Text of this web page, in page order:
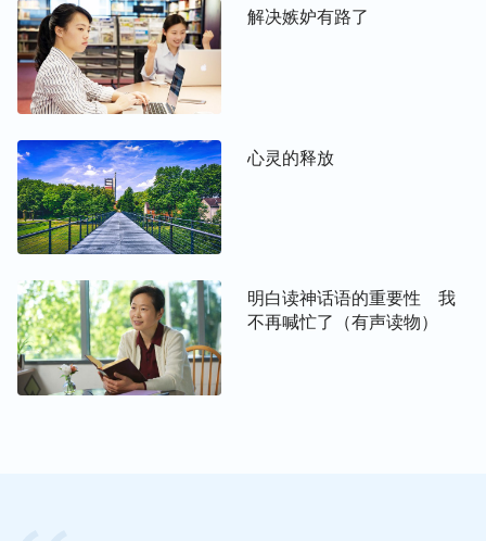
苦，根本没有幸福可言。大千世界中的我们分辨不清
是非对错、善恶美丑，就像大海中的一叶孤舟只能随
波逐流，没有航线没有归属地，没有目标方向地苟活
着。接受神的作工后，我知道了人是神造的，知道人
神，得到神的称许，才是我们该追求的人生目标。
之后，我跟弟兄姊妹一起聚会、传福音尽本分，感到
每天的生活都很充实，以往那种心灵空虚苦恼的感觉
没有了。在现实生活中我不管遇到什么难处问题，都
祷告、依靠神，就能得到神的开启引导；当我被败坏
性情捆绑辖制，不得释放时，只要我来到神面前祷
告、寻求真理，神就会开启带领我前行的方向，让我
解决嫉妒有路了
心灵的释放
明白读神话语的重要性 我
不再喊忙了（有声读物）